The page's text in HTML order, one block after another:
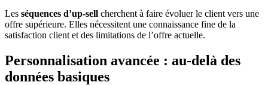
Les séquences d’up-sell cherchent à faire évoluer le client vers une
offre supérieure. Elles nécessitent une connaissance fine de la
satisfaction client et des limitations de l’offre actuelle.
Personnalisation avancée : au-delà des
données basiques